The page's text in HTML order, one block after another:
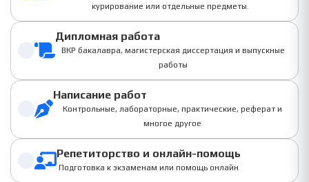
курирование или отдельные предметы.
Дипломная работа
ВКР бакалавра, магистерская диссертация и выпускные
работы
Написание работ
Контрольные, лабораторные, практические, реферат и
многое другое
Репетиторство и онлайн-помощь
Подготовка к экзаменам или помощь онлайн